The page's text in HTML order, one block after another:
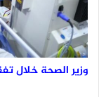
وزير الصحة خلال